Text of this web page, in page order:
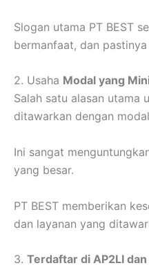
Slogan utama PT BEST
bermanfaat, dan
2. Usaha Modal yang
Salah satu alasan utama
ditawarkan dengan
Ini sangat
yang besar.
PT BEST memberikan
dan layanan yang
3. Terdaftar di AP2LI